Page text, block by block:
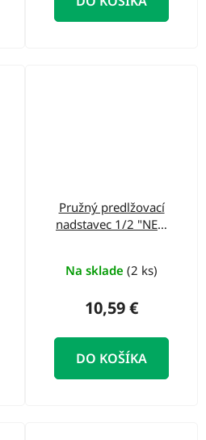
Pružný predlžovací
nadstavec 1/2 "NEO
Na sklade (2 ks)
10,59 €
DO KOŠÍKA